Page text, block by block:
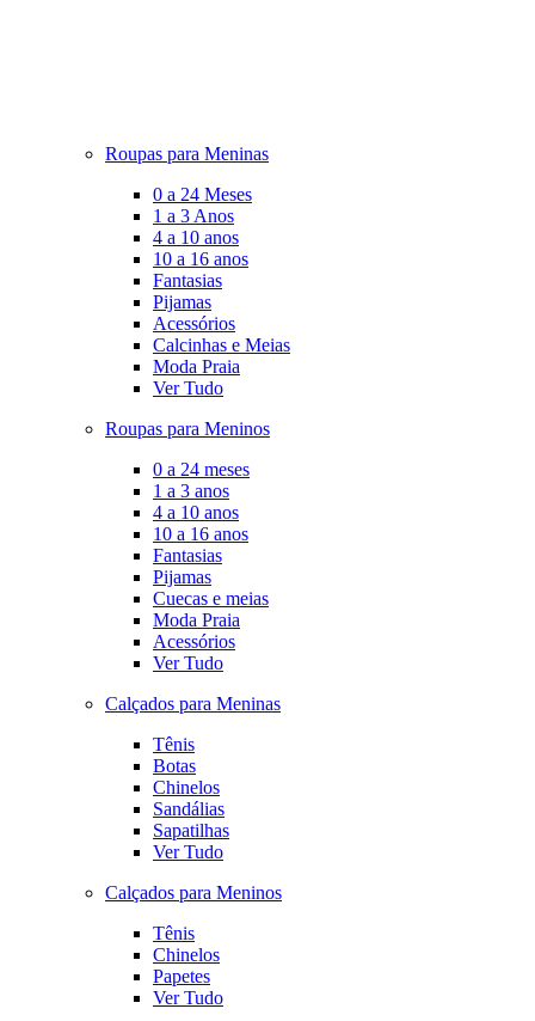
Roupas para Meninas
0 a 24 Meses
1 a 3 Anos
4 a 10 anos
10 a 16 anos
Fantasias
Pijamas
Acessórios
Calcinhas e Meias
Moda Praia
Ver Tudo
Roupas para Meninos
0 a 24 meses
1 a 3 anos
4 a 10 anos
10 a 16 anos
Fantasias
Pijamas
Cuecas e meias
Moda Praia
Acessórios
Ver Tudo
Calçados para Meninas
Tênis
Botas
Chinelos
Sandálias
Sapatilhas
Ver Tudo
Calçados para Meninos
Tênis
Chinelos
Papetes
Ver Tudo